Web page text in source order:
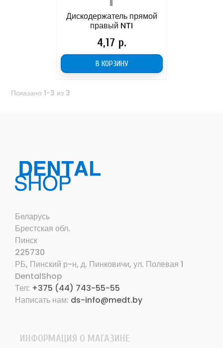
Дискодержатель прямой
правый NTI
Цена
4,17 р.
В КОРЗИНУ
Показано 1-3 из 3
Беларусь
Брестская обл.
Пинск
225730
РБ, Пинский р-н, д. Пинковичи, ул. Полевая 1
DentalShop
Тел: +375 (44) 743-55-55
Написать нам: ds-info@medt.by
ИНФОРМАЦИЯ О МАГАЗИНЕ